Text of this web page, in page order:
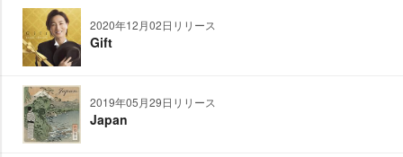
2020年12月02日リリース
Gift
2019年05月29日リリース
Japan